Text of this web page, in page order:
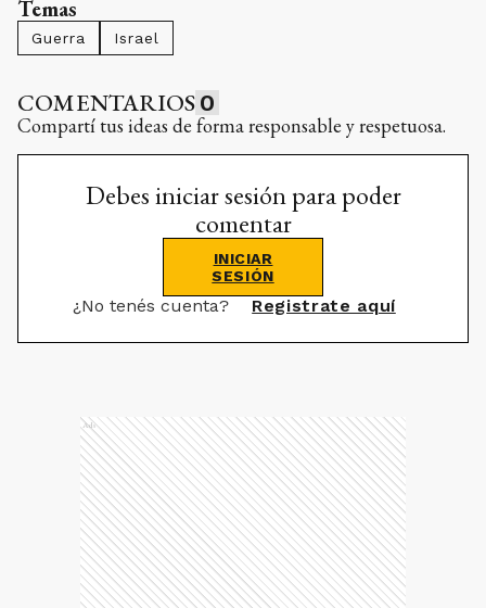
Temas
Guerra Israel
COMENTARIOS 0
Compartí tus ideas de forma responsable y respetuosa.
Debes iniciar sesión para poder
comentar
INICIAR
SESIÓN
¿No tenés cuenta? Registrate aquí
Ads